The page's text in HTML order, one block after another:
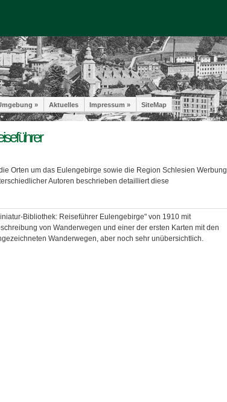
» Aktuelles Impressum » SiteMap
Orten um das Eulengebirge sowie die Region Schlesien Werbung
Autoren beschrieben detailliert diese
Bibliothek: Reiseführer Eulengebirge" von 1910 mit
von Wanderwegen und einer der ersten Karten mit den
Wanderwegen, aber noch sehr unübersichtlich.